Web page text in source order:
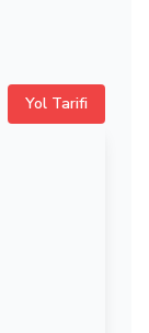
Yol Tarifi